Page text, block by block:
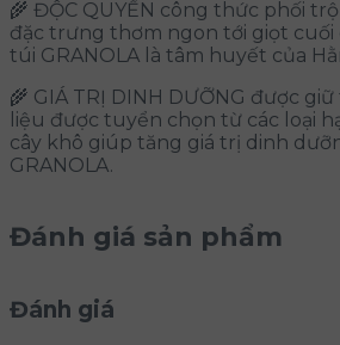
🌾 ĐỘC QUYỀN công thức phối
đặc trưng thơm ngon tới giọt
túi GRANOLA là tâm huyết của
🌾 GIÁ TRỊ DINH DƯỠNG được
liệu được tuyển chọn từ các loại
cây khô giúp tăng giá trị dinh
GRANOLA.
Đánh giá sản phẩm
Đánh giá